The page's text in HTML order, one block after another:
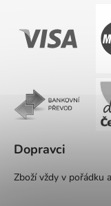
Dopravci
Zboží vždy v pořádku